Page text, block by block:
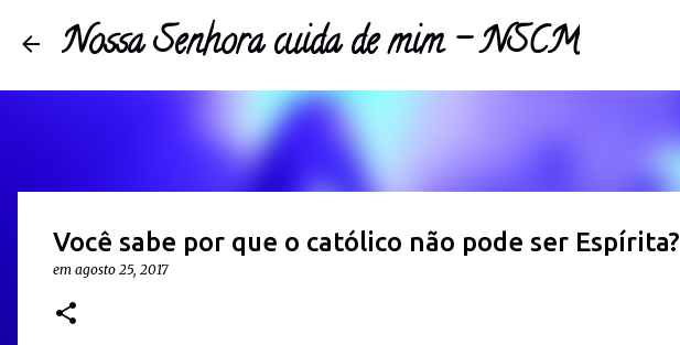
Nossa Senhora cuida de mim - NSCM
Você sabe por que o católico não pode ser Espírita?
em agosto 25, 2017